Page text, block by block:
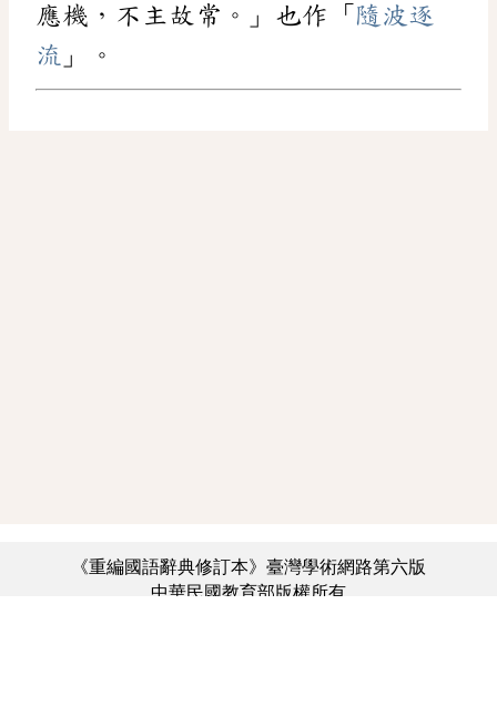
應機，不主故常。」也作「 隨波逐
流 」。
《重編國語辭典修訂本》臺灣學術網路第六版
中華民國教育部版權所有